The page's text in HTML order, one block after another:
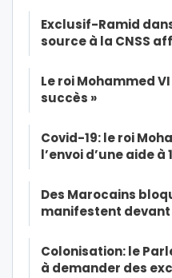
Exclusif-Ramid
source à la CNSS
Le roi Mohammed
succès »
Covid-19: le roi
l’envoi d’une aide à
Des Marocains
manifestent
Colonisation: le
à demander des